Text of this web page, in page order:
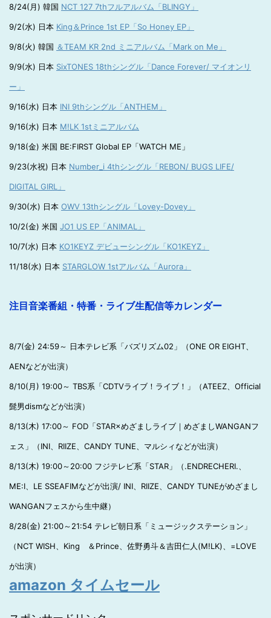
8/24(月) 韓国 NCT 127 7thフルアルバム「BLINGY」
9/2(水) 日本 King＆Prince 1st EP「So Honey EP」
9/8(火) 韓国 ＆TEAM KR 2nd ミニアルバム「Mark on Me」
9/9(水) 日本 SixTONES 18thシングル「Dance Forever/ マイオンリ
ー」
9/16(水) 日本 INI 9thシングル「ANTHEM」
9/16(水) 日本 M!LK 1stミニアルバム
9/18(金) 米国 BE:FIRST Global EP「WATCH ME」
9/23(水祝) 日本 Number_i 4thシングル「REBON/ BUGS LIFE/
DIGITAL GIRL」
9/30(水) 日本 OWV 13thシングル「Lovey-Dovey」
10/2(金) 米国 JO1 US EP「ANIMAL」
10/7(水) 日本 KO1KEYZ デビューシングル「KO1KEYZ」
11/18(水) 日本 STARGLOW 1stアルバム「Aurora」
注目音楽番組・特番・ライブ生配信等カレンダー
8/7(金) 24:59～ 日本テレビ系「バズリズム02」（ONE OR EIGHT、
AENなどが出演）
8/10(月) 19:00～ TBS系「CDTVライブ！ライブ！」（ATEEZ、Official
髭男dismなどが出演）
8/13(木) 17:00～ FOD「STAR×めざましライブ｜めざましWANGANフ
ェス」（INI、RIIZE、CANDY TUNE、マルシィなどが出演）
8/13(木) 19:00～20:00 フジテレビ系「STAR」（.ENDRECHERI.、
ME:I、LE SSEAFIMなどが出演/ INI、RIIZE、CANDY TUNEがめざまし
WANGANフェスから生中継）
8/28(金) 21:00～21:54 テレビ朝日系「ミュージックステーション」
（NCT WISH、King ＆Prince、佐野勇斗＆吉田仁人(M!LK)、=LOVE
が出演）
amazon タイムセール